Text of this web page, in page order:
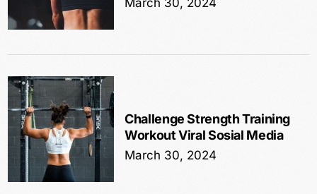
March 30, 2024
Challenge Strength Training
Workout Viral Sosial Media
March 30, 2024